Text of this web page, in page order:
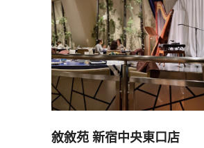
敘敘苑 新宿中央東口店